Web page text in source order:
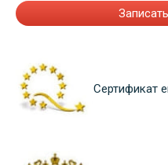
Сертификат